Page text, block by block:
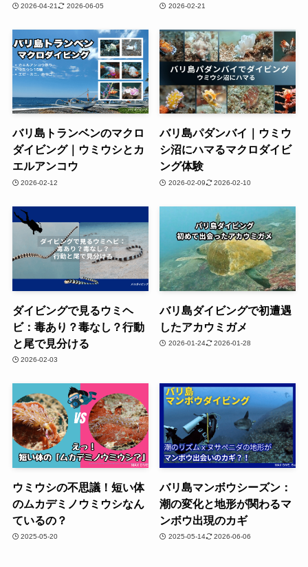
2026-04-21 2026-06-05 2026-02-21
バリ島トランベンのマクロ
ダイビング｜ウミウシとカ
エルアンコウ
2026-02-12
バリ島パダンバイ｜ウミウ
シ沼にハマるマクロダイビ
ング体験
2026-02-09 2026-02-10
ダイビングで見るウミヘ
ビ：毒あり？毒なし？行動
と尾で見分ける
2026-02-03
バリ島ダイビングで初遭遇
したアカウミガメ
2026-01-24 2026-01-28
ウミウシの不思議！短い体
のムカデミノウミウシなん
ているの？
2025-05-20
バリ島マンボウシーズン：
潮の変化と地形が関わるマ
ンボウ出現のカギ
2025-05-14 2026-06-06